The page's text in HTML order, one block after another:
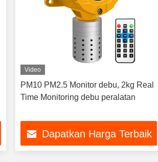
Video
PM10 PM2.5 Monitor debu, 2kg Real
Time Monitoring debu peralatan
Dapatkan Harga Terbaik